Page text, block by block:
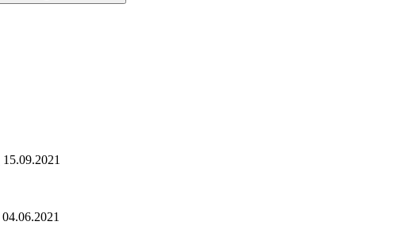
15.09.2021
04.06.2021